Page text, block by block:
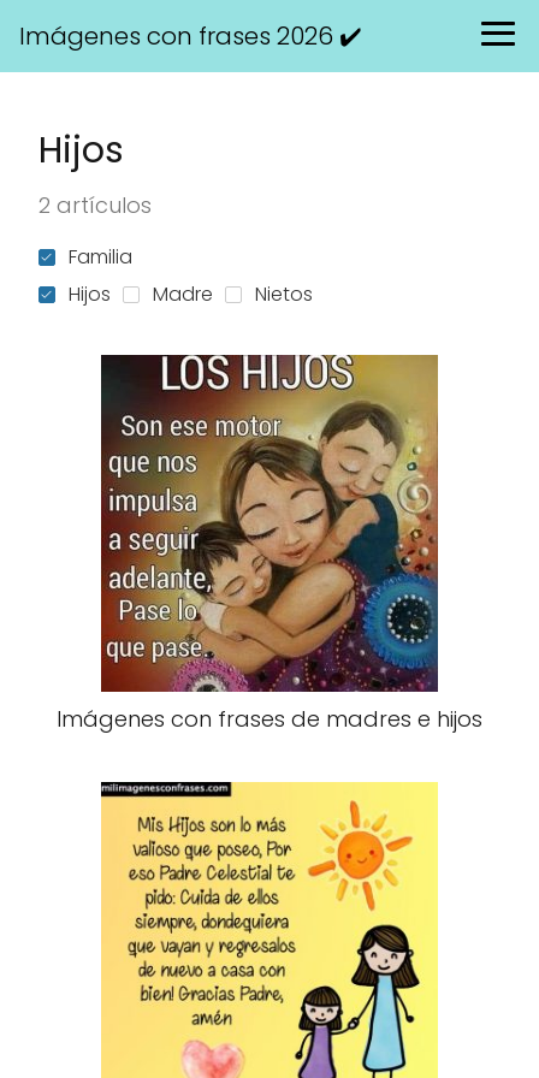
Imágenes con frases 2026 ✔️
Hijos
2 artículos
Familia
Hijos
Madre Nietos
Imágenes con frases de madres e hijos